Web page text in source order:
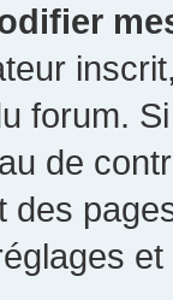
forum.
de
des